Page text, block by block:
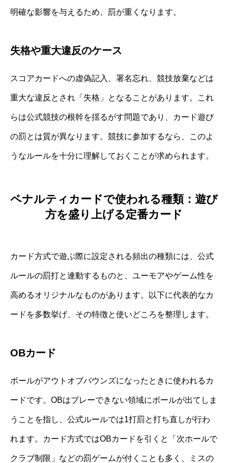
明確な影響を与えるため、罰が重くなります。
失格や重大違反のケース
スコアカードへの虚偽記入、署名忘れ、競技放棄などは
重大な違反とされ「失格」となることがあります。これ
らは公式競技の根幹を揺るがす問題であり、カード遊び
の罰とは質が異なります。競技に参加するなら、このよ
うなルールを十分に理解しておくことが求められます。
ペナルティカードで使われる種類：遊び
方を盛り上げる定番カード
カード方式で遊ぶ際に設定される頻出の種類には、公式
ルールの罰打と連動するものと、ユーモアやゲーム性を
高めるオリジナルなものがあります。以下に代表的なカ
ードを多数挙げ、その特徴と使いどころを整理します。
OBカード
ボールがアウトオブバウンズになったときに使われるカ
ードです。OBはプレーできない領域にボールが出てしま
うことを指し、公式ルールでは1打罰と打ち直しが行わ
れます。カード方式ではOBカードを引くと「次ホールで
クラブ制限」などの罰ゲームが付くことも多く、ミスの